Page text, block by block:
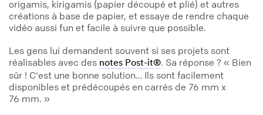
origamis, kirigamis (papier découpé et plié) et autres
créations à base de papier, et essaye de rendre chaque
vidéo aussi fun et facile à suivre que possible.
Les gens lui demandent souvent si ses projets sont
réalisables avec des notes Post-it®. Sa réponse ? « Bien
sûr ! C'est une bonne solution… Ils sont facilement
disponibles et prédécoupés en carrés de 76 mm x
76 mm. »